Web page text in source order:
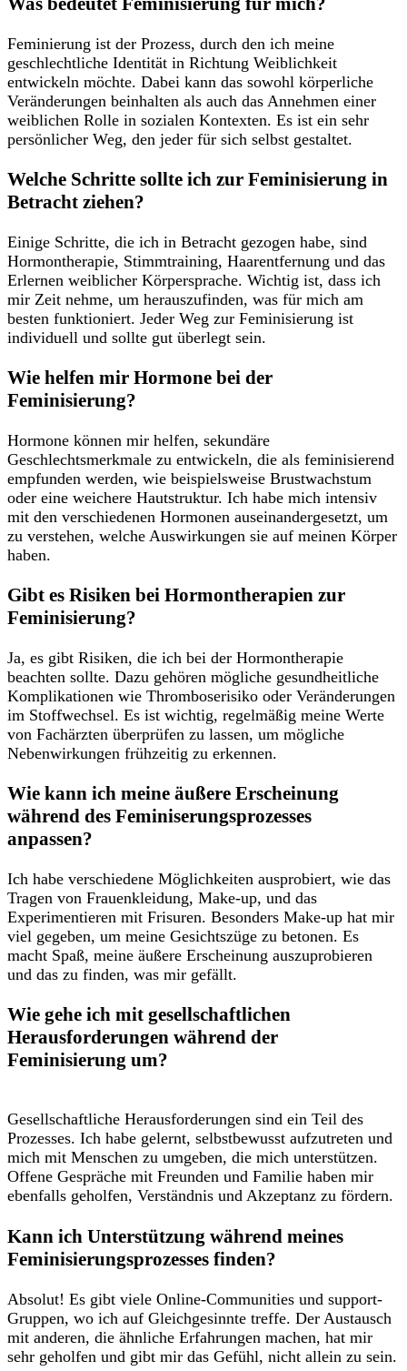
Feminierung ist der Prozess, durch den ich meine
geschlechtliche Identität⁤ in Richtung Weiblichkeit
entwickeln möchte. Dabei⁢ kann das‍ sowohl körperliche‍
Veränderungen beinhalten als auch das Annehmen einer
weiblichen Rolle in sozialen ‍Kontexten. ‌Es ist ein sehr
persönlicher Weg, den jeder für sich selbst gestaltet.
Welche Schritte sollte ich zur Feminisierung in
Betracht ziehen?
Einige Schritte, die ich ⁤in Betracht gezogen habe, sind ​
Hormontherapie, Stimmtraining, Haarentfernung und das
Erlernen weiblicher Körpersprache. Wichtig ist, dass ich
mir Zeit nehme, um herauszufinden, was für mich am
besten funktioniert. Jeder ⁣Weg zur Feminisierung ist
individuell und sollte gut überlegt sein.
Wie helfen mir ‌Hormone bei der
Feminisierung?
Hormone können mir helfen, sekundäre
Geschlechtsmerkmale zu entwickeln, die als feminisierend
empfunden werden, wie ⁢beispielsweise Brustwachstum
oder eine weichere⁢ Hautstruktur. Ich habe‌ mich intensiv
⁣mit den verschiedenen⁤ Hormonen⁢ auseinandergesetzt, um
zu verstehen, welche Auswirkungen sie auf ⁢meinen Körper
haben.
Gibt es Risiken bei Hormontherapien zur
Feminisierung?
Ja, es gibt Risiken, die ich bei der Hormontherapie
beachten sollte. Dazu‌ gehören ⁤mögliche gesundheitliche
Komplikationen wie Thromboserisiko oder Veränderungen
im Stoffwechsel. Es ist wichtig, regelmäßig meine Werte
von Fachärzten ⁤überprüfen zu lassen, um mögliche
Nebenwirkungen frühzeitig zu erkennen.
Wie kann ich meine äußere Erscheinung
während des Feminiserungsprozesses
anpassen?
Ich habe verschiedene Möglichkeiten ausprobiert, wie das
Tragen von ‍Frauenkleidung, Make-up,⁣ und das
Experimentieren mit Frisuren. Besonders ⁤Make-up hat mir
viel gegeben, um meine Gesichtszüge zu betonen. Es
macht Spaß, meine äußere Erscheinung ⁣auszuprobieren
und das zu finden, was mir gefällt.
Wie gehe ich mit gesellschaftlichen ​
Herausforderungen während der
Feminisierung um?
Gesellschaftliche Herausforderungen sind ein Teil ⁢des
Prozesses. Ich habe gelernt, selbstbewusst aufzutreten und
mich mit Menschen zu umgeben, ⁢die mich unterstützen.
Offene Gespräche mit Freunden und Familie haben mir
ebenfalls geholfen, Verständnis und Akzeptanz zu fördern.
Kann ich Unterstützung ⁤während meines
Feminisierungsprozesses finden?
Absolut! Es gibt viele Online-Communities und support-
Gruppen, wo ich auf Gleichgesinnte treffe. Der Austausch‌
mit anderen, die ähnliche Erfahrungen machen, hat mir
sehr geholfen und gibt mir das Gefühl, nicht allein zu sein.